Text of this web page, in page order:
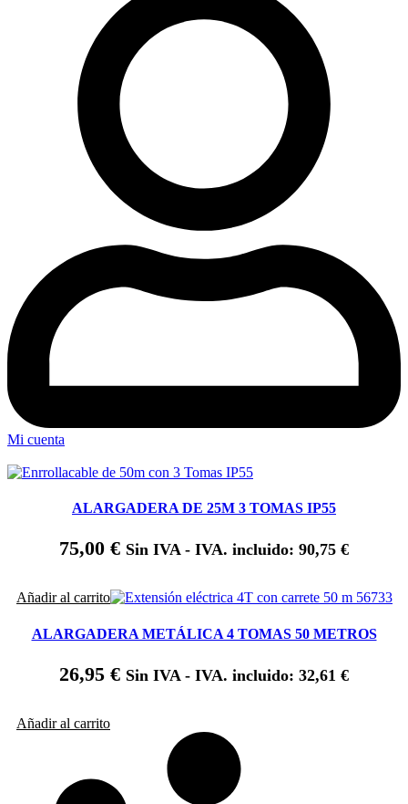
Mi cuenta
ALARGADERA DE 25M 3 TOMAS IP55
75,00 € Sin IVA - IVA. incluido: 90,75 €
Añadir al carrito
ALARGADERA METÁLICA 4 TOMAS 50 METROS
26,95 € Sin IVA - IVA. incluido: 32,61 €
Añadir al carrito